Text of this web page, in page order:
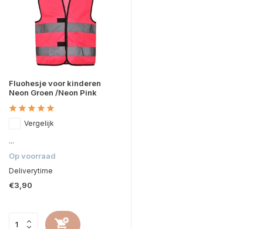
Fluohesje voor kinderen
Neon Groen /Neon Pink
Vergelijk
...
Op voorraad
Deliverytime
€3,90